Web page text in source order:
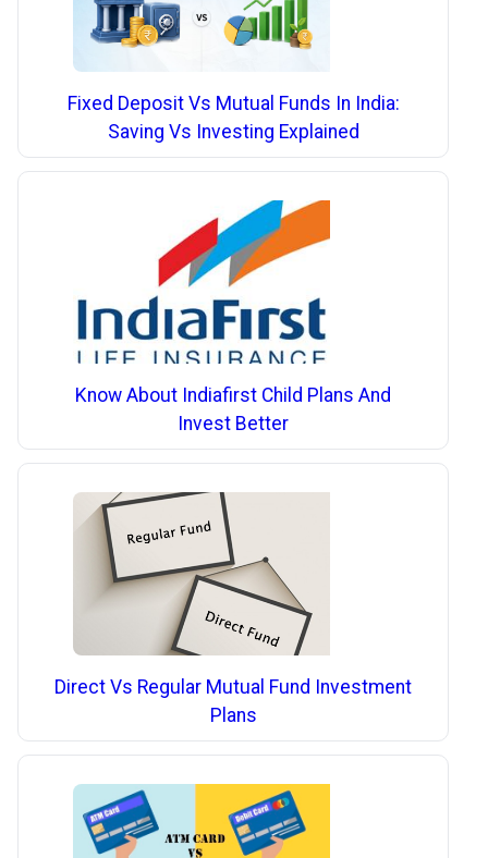
Fixed Deposit Vs Mutual Funds In India:
Saving Vs Investing Explained
Know About Indiafirst Child Plans And
Invest Better
Direct Vs Regular Mutual Fund Investment
Plans